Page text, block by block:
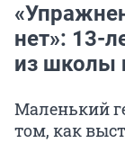
нет»: 13-
из школы
Маленький
том, как